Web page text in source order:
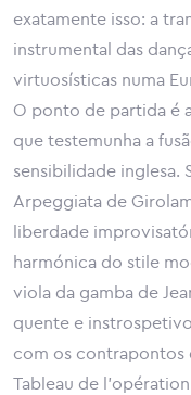
exatamente isso: a
instrumental das
virtuosísticas numa
O ponto de partida é
que testemunha a
sensibilidade inglesa.
Arpeggiata de
liberdade
harmónica do stile
viola da gamba de
quente e
com os contrapontos
Tableau de